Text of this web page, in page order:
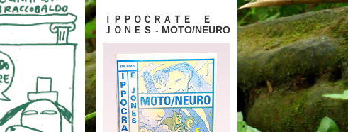
ＩＰＰＯＣＲＡＴＥ Ｅ
ＪＯＮＥＳ - MOTO/NEURO